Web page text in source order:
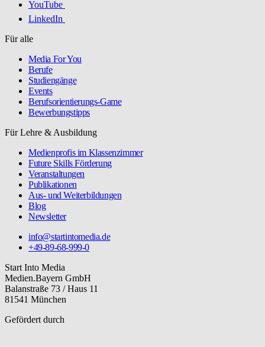
YouTube
LinkedIn
Für alle
Media For You
Berufe
Studiengänge
Events
Berufsorientierungs-Game
Bewerbungstipps
Für Lehre & Ausbildung
Medienprofis im Klassenzimmer
Future Skills Förderung
Veranstaltungen
Publikationen
Aus- und Weiterbildungen
Blog
Newsletter
info@startintomedia.de
+49-89-68-999-0
Start Into Media
Medien.Bayern GmbH
Balanstraße 73 / Haus 11
81541 München
Gefördert durch